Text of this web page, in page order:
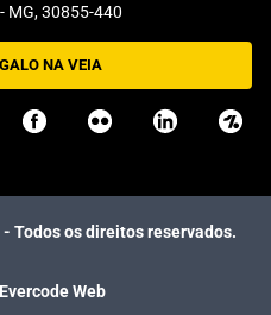
MG, 30855-440
NA VEIA
- Todos os direitos reservados.
Web